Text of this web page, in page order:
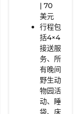
| 70
美元
行程包
括4×4
接送服
务、所
有晚间
野生动
物园活
动、睡
袋、床